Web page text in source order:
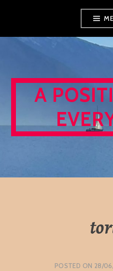
content
A
POSTED ON 28/